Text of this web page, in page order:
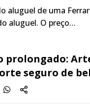
aluguel de uma
aluguel. O preço…
prolongado:
seguro de